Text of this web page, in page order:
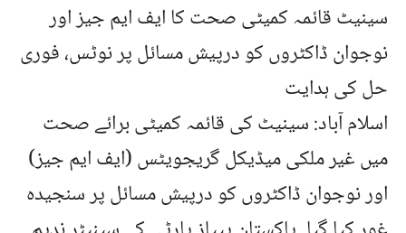
سینیٹ قائمہ کمیٹی صحت کا ایف ایم جیز اور
نوجوان ڈاکٹروں کو درپیش مسائل پر نوٹس، فوری
حل کی ہدایت
اسلام آباد: سینیٹ کی قائمہ کمیٹی برائے صحت
میں غیر ملکی میڈیکل گریجویٹس (ایف ایم جیز)
اور نوجوان ڈاکٹروں کو درپیش مسائل پر سنجیدہ